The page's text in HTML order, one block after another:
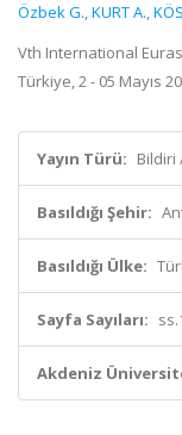
Özbek G.,KURT A.,
Vth International
Türkiye, 2 - 05 Mayıs
Yayın Türü: Bildiri
Basıldığı Şehir:
Basıldığı Ülke:
Sayfa Sayıları:
Akdeniz